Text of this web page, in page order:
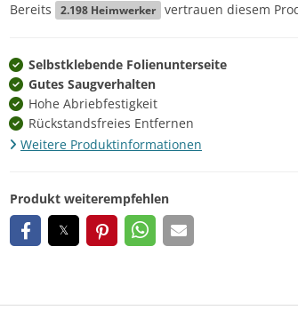
Bereits 2.198 Heimwerker vertrauen diesem
Selbstklebende Folienunterseite
Gutes Saugverhalten
Hohe Abriebfestigkeit
Rückstandsfreies Entfernen
Weitere Produktinformationen
Produkt weiterempfehlen